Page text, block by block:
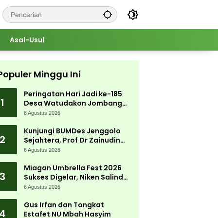
Asal-Usul
Minggu Ini
1
Peringatan Hari Jadi ke-185
Desa Watudakon Jombang
Meriah, Warga Tumpek Blek
8 Agustus 2026
2
Kunjungi BUMDes Jenggolo
Sejahtera, Prof Dr Zainudin
Maliki: Kita Wujudkan
Potensi Desa
6 Agustus 2026
3
Miagan Umbrella Fest 2026
Sukses Digelar, Niken Salindry
Jadi Magnet Ribuan
6 Agustus 2026
Gus Irfan dan Tongkat
Estafet NU Mbah Hasyim